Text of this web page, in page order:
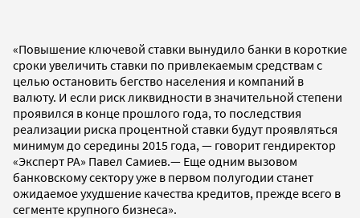
«Повышение ключевой ставки вынудило банки в короткие
сроки увеличить ставки по привлекаемым средствам с
целью остановить бегство населения и компаний в
валюту. И если риск ликвидности в значительной степени
проявился в конце прошлого года, то последствия
реализации риска процентной ставки будут проявляться
минимум до середины 2015 года, — говорит гендиректор
«Эксперт РА» Павел Самиев.— Еще одним вызовом
банковскому сектору уже в первом полугодии станет
ожидаемое ухудшение качества кредитов, прежде всего в
сегменте крупного бизнеса».